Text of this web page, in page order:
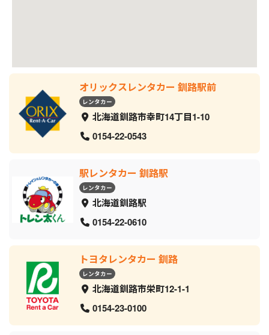
オリックスレンタカー 釧路駅前
レンタカー
北海道釧路市幸町14丁目1-10
0154-22-0543
駅レンタカー 釧路駅
レンタカー
北海道釧路駅
0154-22-0610
トヨタレンタカー 釧路
レンタカー
北海道釧路市栄町12-1-1
0154-23-0100